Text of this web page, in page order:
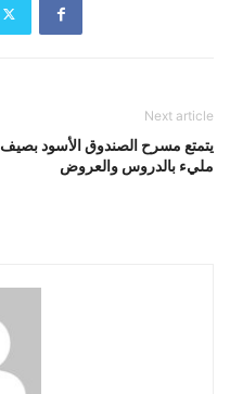
Next article
يتمتع مسرح الصندوق الأسود بصيف
مليء بالدروس والعروض